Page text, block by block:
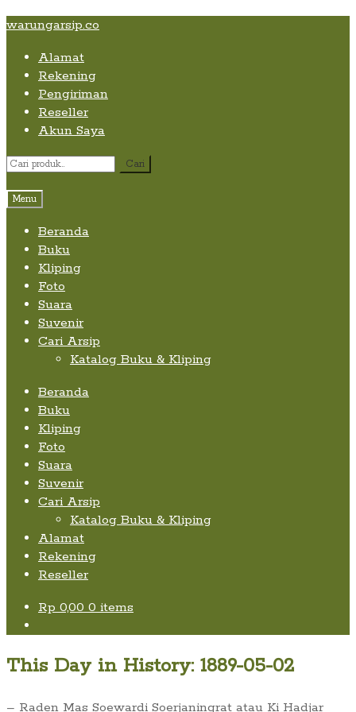
Skip
content
Skip
navigation
Skip
content
warungarsip.co
Alamat
Rekening
Pengiriman
Reseller
Akun Saya
Pencarian
Cari
Menu
Beranda
Buku
Kliping
Foto
Suara
Suvenir
Cari Arsip
Katalog Buku & Kliping
Beranda
Buku
Kliping
Foto
Suara
Suvenir
Cari Arsip
Katalog Buku & Kliping
Alamat
Rekening
Reseller
Rp 0,00 0 items
This Day in History: 1889-05-02
– Raden Mas Soewardi Soerjaningrat atau Ki Hadjar